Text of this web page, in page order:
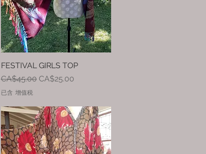
快速瀏覽
FESTIVAL GIRLS TOP
一般價格
CA$45.00 促銷價格
CA$25.00
已含 增值税